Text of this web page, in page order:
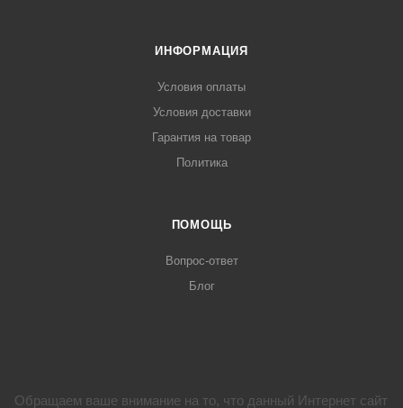
ИНФОРМАЦИЯ
Условия оплаты
Условия доставки
Гарантия на товар
Политика
ПОМОЩЬ
Вопрос-ответ
Блог
Обращаем ваше внимание на то, что данный Интернет сайт